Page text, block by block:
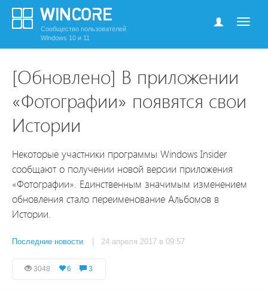
Сообщество пользователей
Windows 10 и 11
[Обновлено] В приложении
«Фотографии» появятся свои
Истории
Некоторые участники программы Windows Insider
сообщают о получении новой версии приложения
«Фотографии». Единственным значимым изменением
обновления стало переименование Альбомов в
Истории.
Последние новости | 24 апреля 2017 в 09:57
3048 6 3